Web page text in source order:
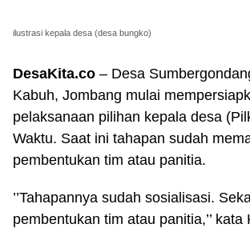
ilustrasi kepala desa (desa bungko)
DesaKita.co – Desa
Kabuh, Jombang mulai
pelaksanaan pilihan kepala desa
Waktu. Saat ini tahapan sudah
pembentukan tim atau panitia.
’’Tahapannya sudah sosialisasi.
pembentukan tim atau panitia,’’